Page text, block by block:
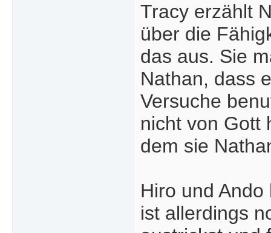
Tracy erzählt
über die
das aus. Sie
Nathan, dass
Versuche
nicht von Gott
dem sie
Hiro und
ist allerdings